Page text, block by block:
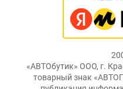
«АВТОбутик» ООО, г.
товарный знак